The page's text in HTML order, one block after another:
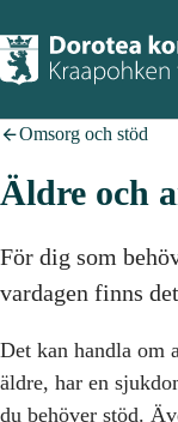
Omsorg och stöd
Äldre och
För dig som
vardagen finns
Det kan handla om
äldre, har en
du behöver stöd.